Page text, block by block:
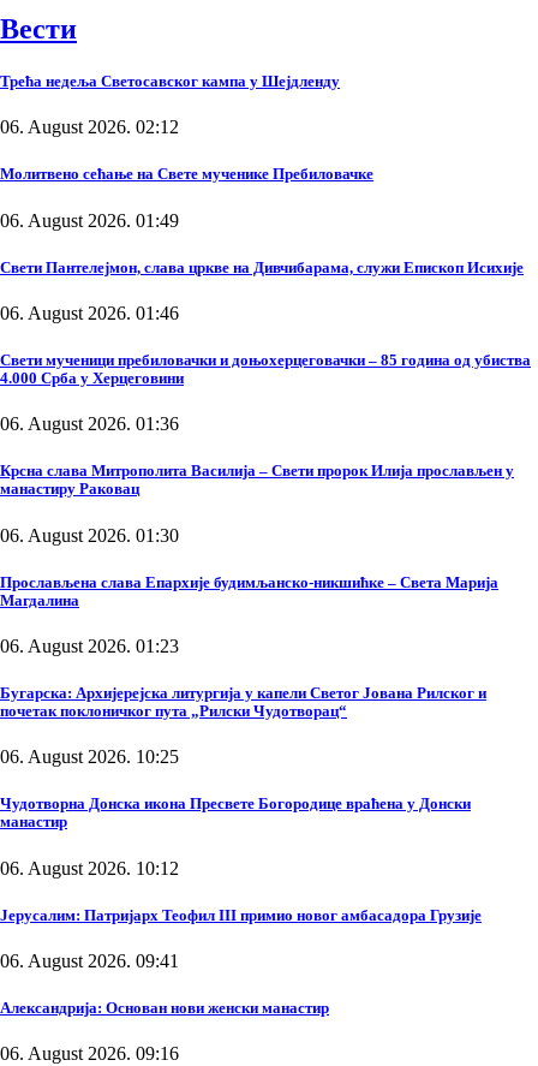
Вести
Трећа недеља Светосавског кампа у Шејдленду
06. August 2026. 02:12
Молитвено сећање на Свете мученике Пребиловачке
06. August 2026. 01:49
Свети Пантелејмон, слава цркве на Дивчибарама, служи Епископ Исихије
06. August 2026. 01:46
Свети мученици пребиловачки и доњохерцеговачки – 85 година од убиства
4.000 Срба у Херцеговини
06. August 2026. 01:36
Крсна слава Митрополита Василија – Свети пророк Илија прослављен у
манастиру Раковац
06. August 2026. 01:30
Прослављена слава Епархије будимљанско-никшићке – Света Марија
Магдалина
06. August 2026. 01:23
Бугарска: Архијерејска литургија у капели Светог Јована Рилског и
почетак поклоничког пута „Рилски Чудотворац“
06. August 2026. 10:25
Чудотворна Донска икона Пресвете Богородице враћена у Донски
манастир
06. August 2026. 10:12
Јерусалим: Патријарх Теофил III примио новог амбасадора Грузије
06. August 2026. 09:41
Александрија: Основан нови женски манастир
06. August 2026. 09:16